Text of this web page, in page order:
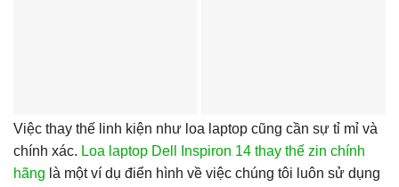
Việc thay thế linh kiện như loa laptop cũng cần sự tỉ mỉ và
chính xác. Loa laptop Dell Inspiron 14 thay thế zin chính
hãng là một ví dụ điển hình về việc chúng tôi luôn sử dụng